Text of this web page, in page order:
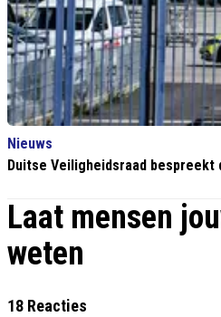
Nieuws
Duitse Veiligheidsraad
Laat mensen
weten
18 Reacties